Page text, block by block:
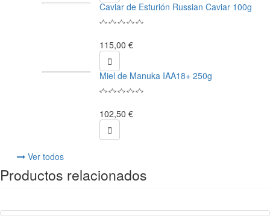
Caviar de Esturión Russian Caviar 100g
115,00 €

Miel de Manuka IAA18+ 250g
102,50 €

Ver todos
Productos relacionados